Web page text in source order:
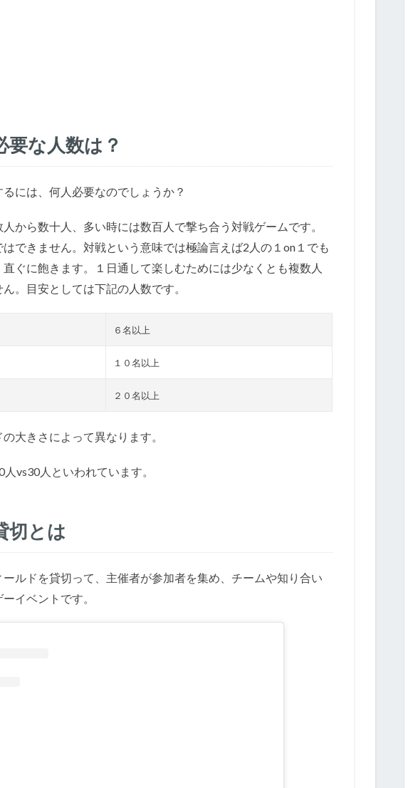
要な人数は？
には、何人必要なのでしょうか？
から数十人、多い時には数百人で撃ち合う対戦ゲームです。
できません。対戦という意味では極論言えば2人の１on１でも
ぐに飽きます。１日通して楽しむためには少なくとも複数人
。目安としては下記の人数です。
６名以上
１０名以上
２０名以上
大きさによって異なります。
vs30人といわれています。
切とは
ルドを貸切って、主催者が参加者を集め、チームや知り合い
イベントです。